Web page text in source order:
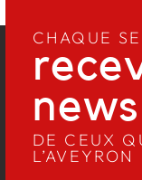
CHAQUE
news​
DE CEUX
L’AVEYRON